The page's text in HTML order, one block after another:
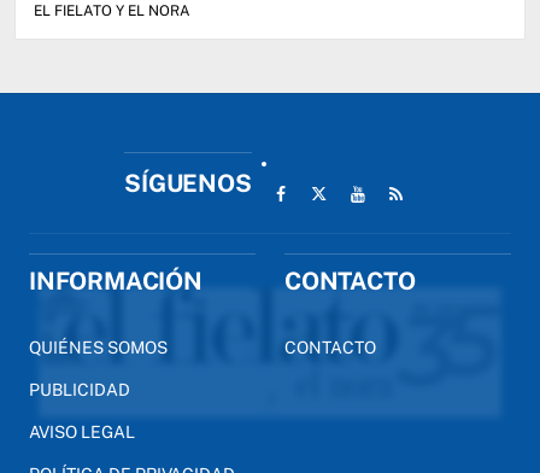
EL FIELATO Y EL NORA
SÍGUENOS
INFORMACIÓN
QUIÉNES SOMOS
PUBLICIDAD
AVISO LEGAL
CONTACTO
CONTACTO